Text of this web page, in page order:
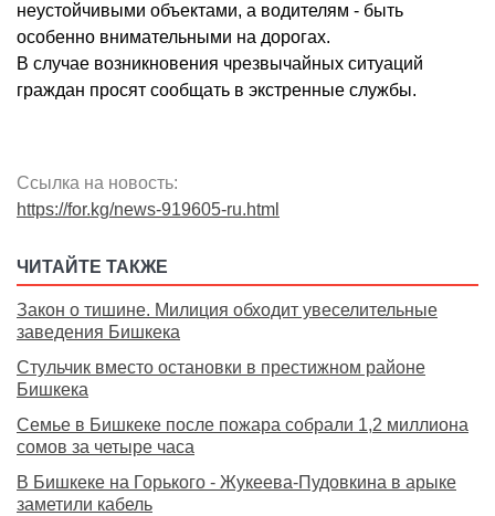
неустойчивыми объектами, а водителям - быть
особенно внимательными на дорогах.
В случае возникновения чрезвычайных ситуаций
граждан просят сообщать в экстренные службы.
Ссылка на новость:
https://for.kg/news-919605-ru.html
ЧИТАЙТЕ ТАКЖЕ
Закон о тишине. Милиция обходит увеселительные
заведения Бишкека
Стульчик вместо остановки в престижном районе
Бишкека
Семье в Бишкеке после пожара собрали 1,2 миллиона
сомов за четыре часа
В Бишкеке на Горького - Жукеева-Пудовкина в арыке
заметили кабель